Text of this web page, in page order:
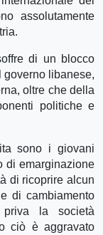
assolutamente
di un blocco
governo libanese,
oltre che della
politiche e
sono i giovani
di emarginazione
di ricoprire alcun
di cambiamento
la società
ciò è aggravato